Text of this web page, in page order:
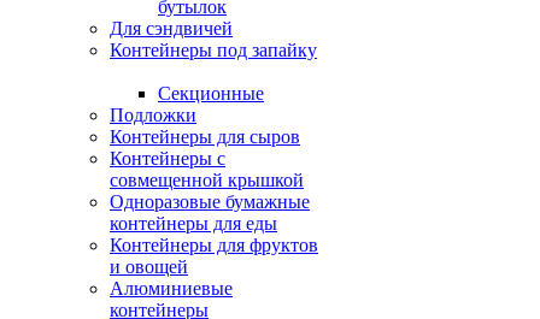
бутылок
Для сэндвичей
Контейнеры под запайку
Секционные
Подложки
Контейнеры для сыров
Контейнеры с
совмещенной крышкой
Одноразовые бумажные
контейнеры для еды
Контейнеры для фруктов
и овощей
Алюминиевые
контейнеры